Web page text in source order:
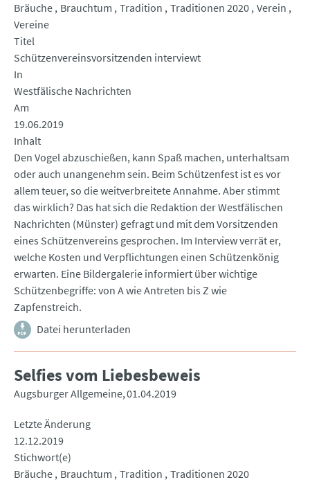
Bräuche Brauchtum Tradition Traditionen 2020 Verein
Vereine
Titel
Schützenvereinsvorsitzenden interviewt
In
Westfälische Nachrichten
Am
19.06.2019
Inhalt
Den Vogel abzuschießen, kann Spaß machen, unterhaltsam
oder auch unangenehm sein. Beim Schützenfest ist es vor
allem teuer, so die weitverbreitete Annahme. Aber stimmt
das wirklich? Das hat sich die Redaktion der Westfälischen
Nachrichten (Münster) gefragt und mit dem Vorsitzenden
eines Schützenvereins gesprochen. Im Interview verrät er,
welche Kosten und Verpflichtungen einen Schützenkönig
erwarten. Eine Bildergalerie informiert über wichtige
Schützenbegriffe: von A wie Antreten bis Z wie
Zapfenstreich.
Datei herunterladen
Selfies vom Liebesbeweis
Augsburger Allgemeine 01.04.2019
Letzte Änderung
12.12.2019
Stichwort(e)
Bräuche Brauchtum Tradition Traditionen 2020